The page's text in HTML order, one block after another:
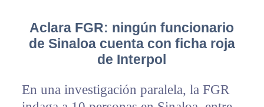
Aclara FGR: ningún funcionario
de Sinaloa cuenta con ficha roja
de Interpol
En una investigación paralela, la FGR